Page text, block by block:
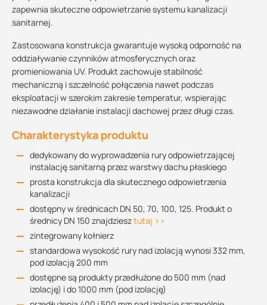
zapewnia skuteczne odpowietrzanie systemu kanalizacji
sanitarnej.
Zastosowana konstrukcja gwarantuje wysoką odporność na
oddziaływanie czynników atmosferycznych oraz
promieniowania UV. Produkt zachowuje stabilność
mechaniczną i szczelność połączenia nawet podczas
eksploatacji w szerokim zakresie temperatur, wspierając
niezawodne działanie instalacji dachowej przez długi czas.
Charakterystyka produktu
dedykowany do wyprowadzenia rury odpowietrzającej
instalację sanitarną przez warstwy dachu płaskiego
prosta konstrukcja dla skutecznego odpowietrzenia
kanalizacji
dostępny w średnicach DN 50, 70, 100, 125. Produkt o
średnicy DN 150 znajdziesztutaj >>
zintegrowany kołnierz
standardowa wysokość rury nad izolacją wynosi 332 mm,
pod izolacją 200 mm
dostępne są produkty przedłużone do 500 mm (nad
izolację) i do 1000 mm (pod izolację)